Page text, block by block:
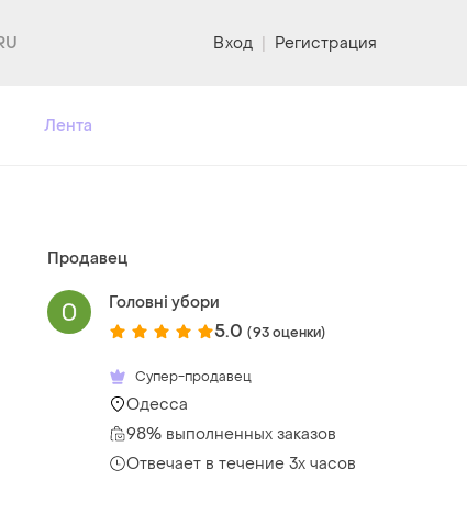
Вход | Регистрация
Лента
Продавец
Головні убори
5.0 (93 оценки)
Супер-продавец
Одесса
98% выполненных заказов
Отвечает в течение 3х часов